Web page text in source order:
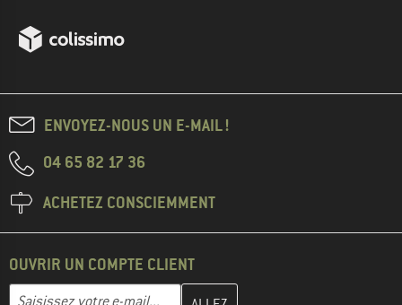
ENVOYEZ-NOUS UN E-MAIL !
04 65 82 17 36
ACHETEZ CONSCIEMMENT
OUVRIR UN COMPTE CLIENT
Adresse e-mail
Entrez votre adresse e-mail ici et créez votre compte client à la